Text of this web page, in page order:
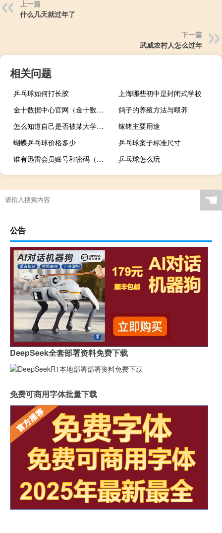
上一篇
什么几天就过年了
下一篇
武威农村人怎么过年
相关问题
乒乓球如何打长胶
上海哪些初中是封闭式学校
金十数据中心官网（金十数据中心）
鸽子的养殖方法与喂养
怎么知道自己是否被某大学录取
镓锗主要用途
蝴蝶乒乓球价格多少
乒乓球案子标准尺寸
谁有迅雷会员账号和密码（谁有迅雷会员账号）
乒乓球怎么玩
☚
公告
DeepSeek全套部署资料免费下载
免费可商用字体批量下载